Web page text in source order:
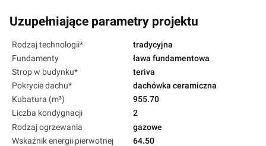
Uzupełniające parametry projektu
Rodzaj technologii*
tradycyjna
Fundamenty
ława fundamentowa
Strop w budynku*
teriva
Pokrycie dachu*
dachówka ceramiczna
Kubatura (m³)
955.70
Liczba kondygnacji
2
Rodzaj ogrzewania
gazowe
Wskaźnik energii pierwotnej
64.50